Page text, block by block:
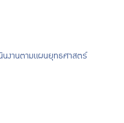
นงานตามแผนยุทธศาสตร์